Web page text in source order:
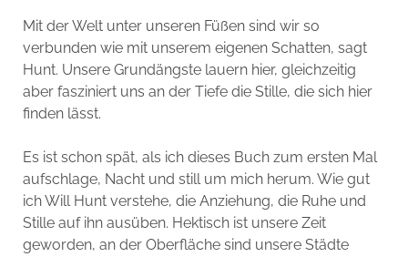
Mit der Welt unter unseren Füßen sind wir so
verbunden wie mit unserem eigenen Schatten, sagt
Hunt. Unsere Grundängste lauern hier, gleichzeitig
aber fasziniert uns an der Tiefe die Stille, die sich hier
finden lässt.
Es ist schon spät, als ich dieses Buch zum ersten Mal
aufschlage, Nacht und still um mich herum. Wie gut
ich Will Hunt verstehe, die Anziehung, die Ruhe und
Stille auf ihn ausüben. Hektisch ist unsere Zeit
geworden, an der Oberfläche sind unsere Städte